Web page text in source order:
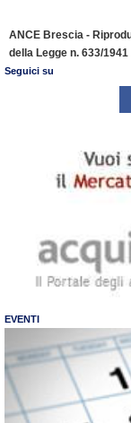
ANCE Brescia -
della Legge n. 633/1941
Seguici su
EVENTI